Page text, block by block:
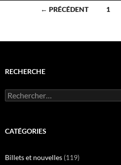
Navigation
articles
← PRÉCÉDENT 1
RECHERCHE
Rechercher :
CATÉGORIES
Billets et nouvelles (119)